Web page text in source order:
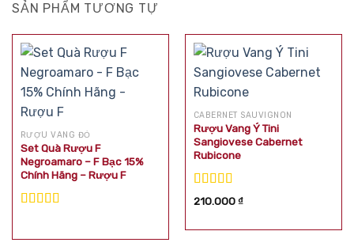
SẢN PHẨM TƯƠNG TỰ
RƯỢU VANG ĐỎ
Set Quà Rượu F
Negroamaro – F Bạc 15%
Chính Hãng – Rượu F
sao
CABERNET SAUVIGNON
Rượu Vang Ý Tini
Sangiovese Cabernet
Rubicone
Được xếp
210.000₫